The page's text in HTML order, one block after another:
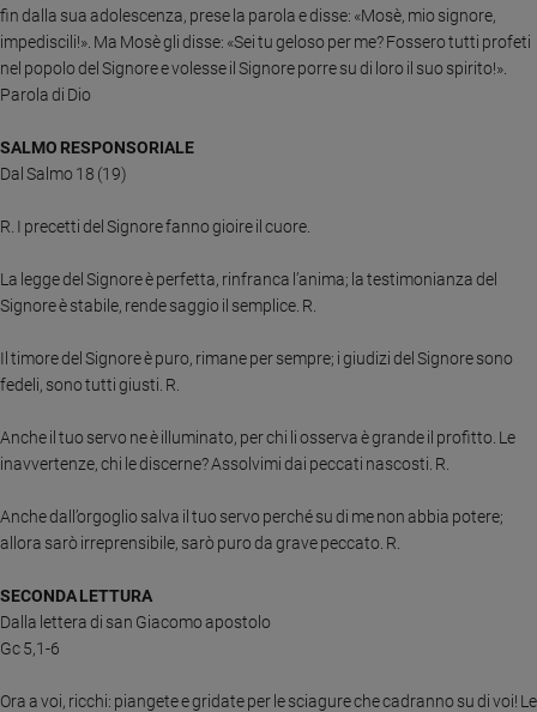
giorno
Società
valori
Creato
Diritti
di
valore
della
settimana
Diversità
e
Costume
Cultura
spettacoli
fin dalla sua adolescenza, prese la parola e disse: «Mosè, mio signore,
impediscili!». Ma Mosè gli disse: «Sei tu geloso per me? Fossero tutti profeti
nel popolo del Signore e volesse il Signore porre su di loro il suo spirito!».
Parola di Dio
SALMO RESPONSORIALE
Dal Salmo 18 (19)
R. I precetti del Signore fanno gioire il cuore.
La legge del Signore è perfetta, rinfranca l’anima; la testimonianza del
Signore è stabile, rende saggio il semplice. R.
Il timore del Signore è puro, rimane per sempre; i giudizi del Signore sono
fedeli, sono tutti giusti. R.
Anche il tuo servo ne è illuminato, per chi li osserva è grande il profitto. Le
inavvertenze, chi le discerne? Assolvimi dai peccati nascosti. R.
Anche dall’orgoglio salva il tuo servo perché su di me non abbia potere;
allora sarò irreprensibile, sarò puro da grave peccato. R.
SECONDA LETTURA
Dalla lettera di san Giacomo apostolo
Gc 5,1-6
Ora a voi, ricchi: piangete e gridate per le sciagure che cadranno su di voi! Le